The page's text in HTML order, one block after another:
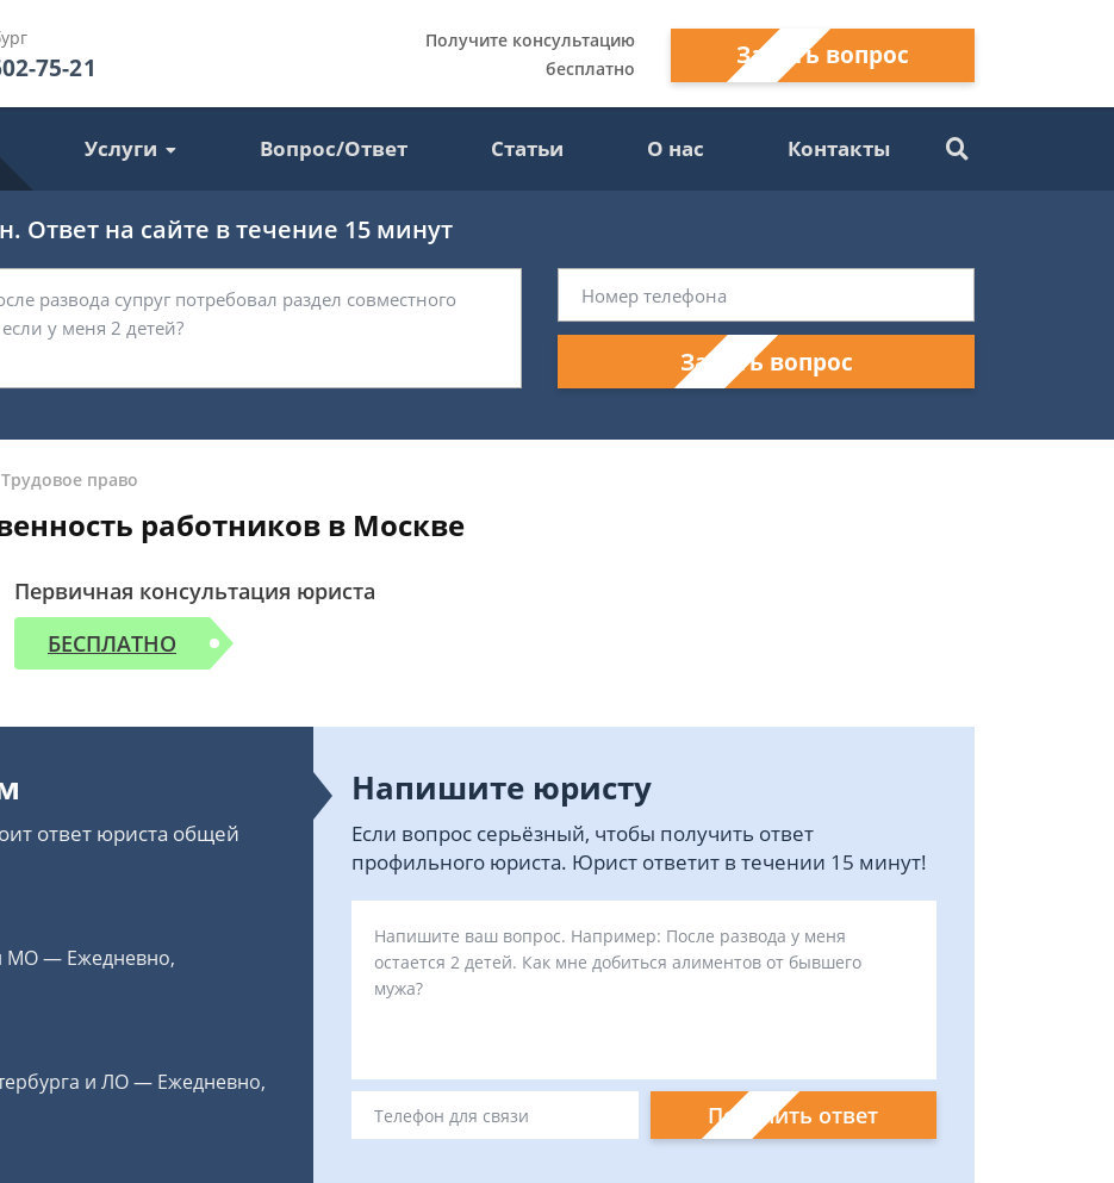
75-21
Получите консультацию
бесплатно
Задать вопрос
Услуги Вопрос/Ответ Статьи О нас Контакты
Ответ на сайте в течение 15 минут
Задать вопрос
Трудовое право
работников в Москве
Первичная консультация юриста
БЕСПЛАТНО
ответ юриста общей
МО — Ежедневно,
и ЛО — Ежедневно,
Напишите юристу
Если вопрос серьёзный, чтобы получить ответ
профильного юриста. Юрист ответит в течении 15 минут!
Получить ответ